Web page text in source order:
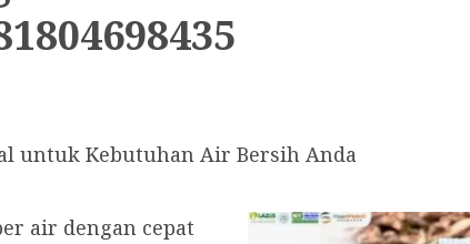
untuk Kebutuhan Air Bersih Anda
air dengan cepat